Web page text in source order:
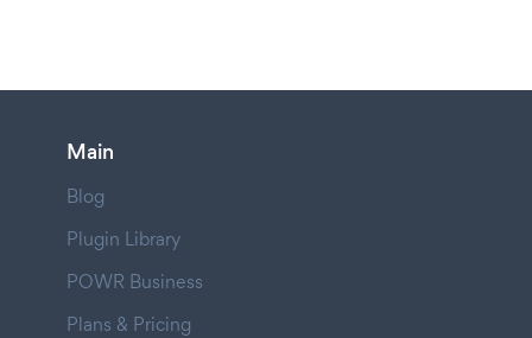
Main
Blog
Plugin Library
POWR Business
Plans & Pricing